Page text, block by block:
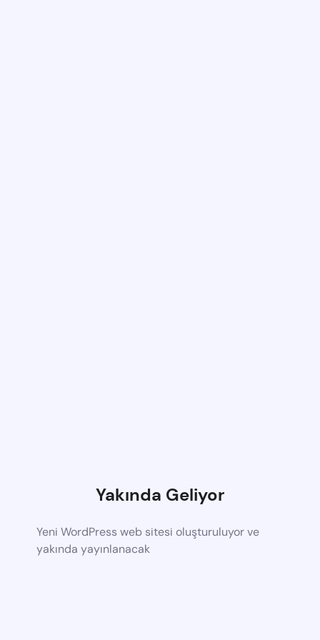
Yakında Geliyor
Yeni WordPress web sitesi oluşturuluyor ve
yakında yayınlanacak